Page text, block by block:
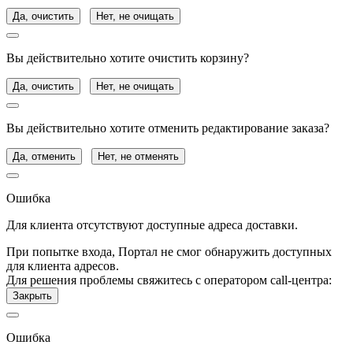
Да, очистить Нет, не очищать
Вы действительно хотите очистить корзину?
Да, очистить Нет, не очищать
Вы действительно хотите отменить редактирование заказа?
Да, отменить Нет, не отменять
Ошибка
Для клиента отсутствуют доступные адреса доставки.
При попытке входа, Портал не смог обнаружить доступных
для клиента адресов.
Для решения проблемы свяжитесь с оператором call-центра:
Закрыть
Ошибка